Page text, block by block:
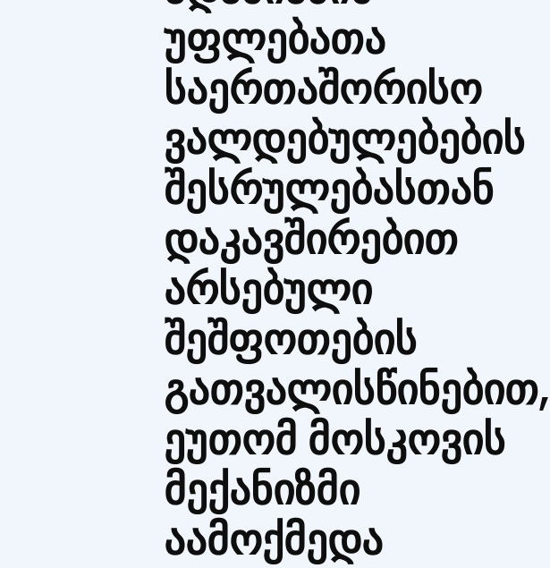
უფლებათა
საერთაშორისო
ვალდებულებების
შესრულებასთან
დაკავშირებით
არსებული
შეშფოთების
გათვალისწინებით,
ეუთომ მოსკოვის
მექანიზმი
აამოქმედა